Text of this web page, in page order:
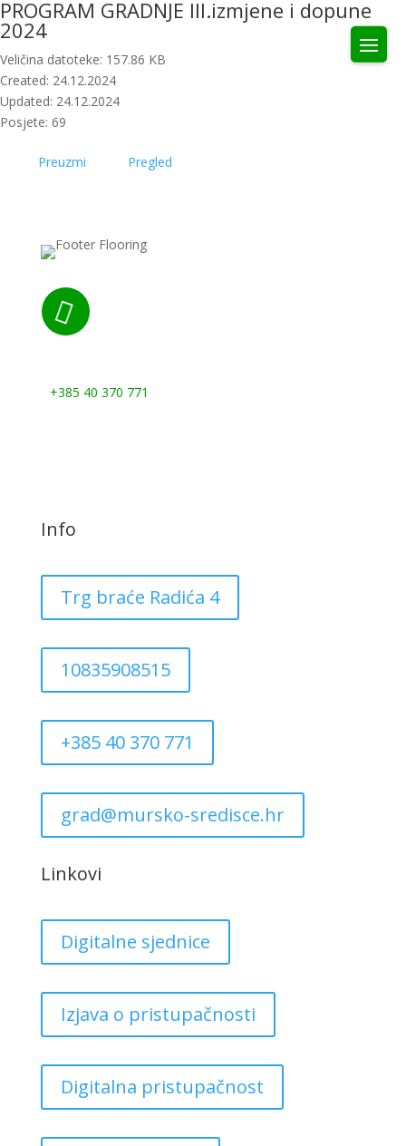
PROGRAM GRADNJE III.izmjene i dopune
2024
Veličina datoteke: 157.86 KB
Created: 24.12.2024
Updated: 24.12.2024
Posjete: 69
Preuzmi Pregled

+385 40 370 771
Info
Trg braće Radića 4
10835908515
+385 40 370 771
grad@mursko-sredisce.hr
Linkovi
Digitalne sjednice
Izjava o pristupačnosti
Digitalna pristupačnost